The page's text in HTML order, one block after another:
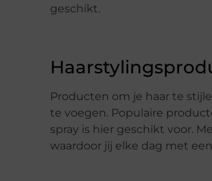
geschikt.
Producten om je haar te
te voegen. Populaire
spray is hier geschikt voor.
waardoor jij elke dag met